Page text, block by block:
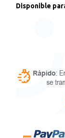
Disponible